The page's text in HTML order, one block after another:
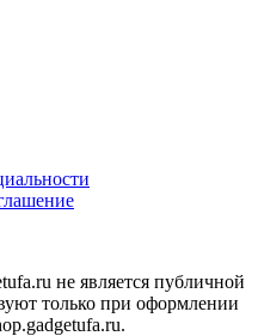
не является публичной
только при оформлении